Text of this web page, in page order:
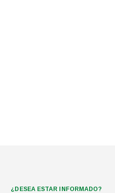
¿DESEA ESTAR INFORMADO?